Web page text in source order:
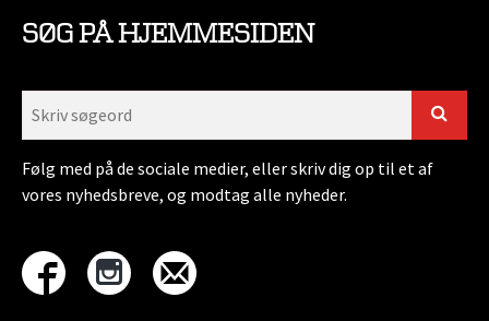
SØG PÅ HJEMMESIDEN
Følg med på de sociale medier, eller skriv dig op til et af
vores nyhedsbreve, og modtag alle nyheder.